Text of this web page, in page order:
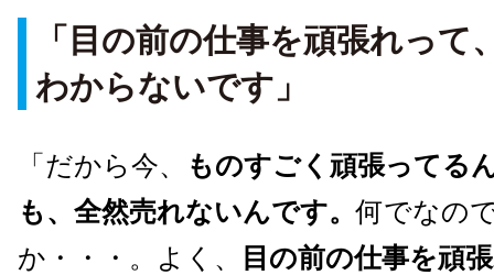
「目の前の仕事を頑張れって
わからないです」
「だから今、
ものすごく頑張ってる
も、全然売れないんです。何でなの
か・・・。よく、
目の前の仕事を頑